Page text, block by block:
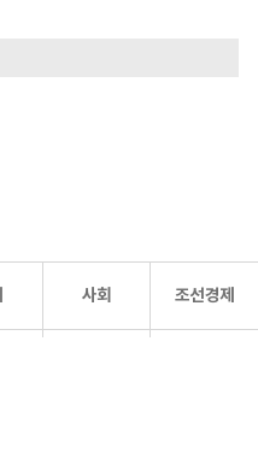
사회 조선경제